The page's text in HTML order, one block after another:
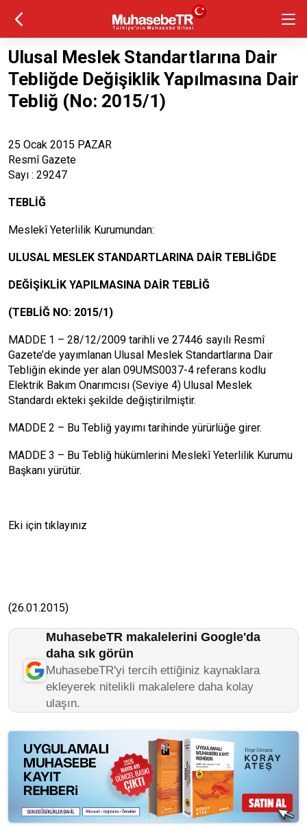
Ulusal Meslek Standartlarına Dair
Tebliğde Değişiklik Yapılmasına Dair
Tebliğ (No: 2015/1)
25 Ocak 2015 PAZAR
Resmî Gazete
Sayı : 29247
TEBLİĞ
Meslekî Yeterlilik Kurumundan:
ULUSAL MESLEK STANDARTLARINA DAİR TEBLİĞDE
DEĞİŞİKLİK YAPILMASINA DAİR TEBLİĞ
(TEBLİĞ NO: 2015/1)
MADDE 1 – 28/12/2009 tarihli ve 27446 sayılı Resmî
Gazete’de yayımlanan Ulusal Meslek Standartlarına Dair
Tebliğin ekinde yer alan 09UMS0037-4 referans kodlu
Elektrik Bakım Onarımcısı (Seviye 4) Ulusal Meslek
Standardı ekteki şekilde değiştirilmiştir.
MADDE 2 – Bu Tebliğ yayımı tarihinde yürürlüğe girer.
MADDE 3 – Bu Tebliğ hükümlerini Meslekî Yeterlilik Kurumu
Başkanı yürütür.
Eki için tıklayınız
(26.01.2015)
MuhasebeTR makalelerini Google'da
daha sık görün
MuhasebeTR'yi tercih ettiğiniz kaynaklara
ekleyerek nitelikli makalelere daha kolay
ulaşın.